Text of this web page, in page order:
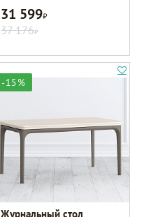
31 599Р
37 176Р
-15%
Журнальный стол